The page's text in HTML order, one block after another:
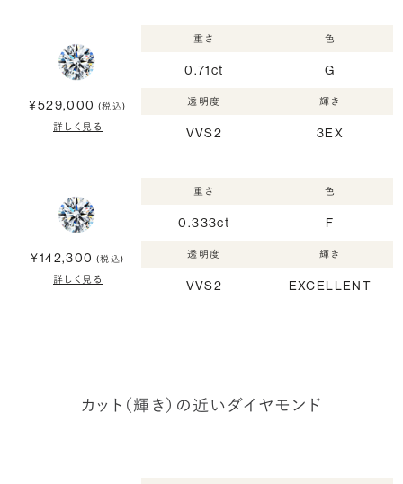
¥529,000 (税込)
詳しく見る
重さ
0.71ct
色
G
透明度
VVS2
輝き
3EX
¥142,300 (税込)
詳しく見る
重さ
0.333ct
色
F
透明度
VVS2
輝き
EXCELLENT
カット（輝き）の近いダイヤモンド